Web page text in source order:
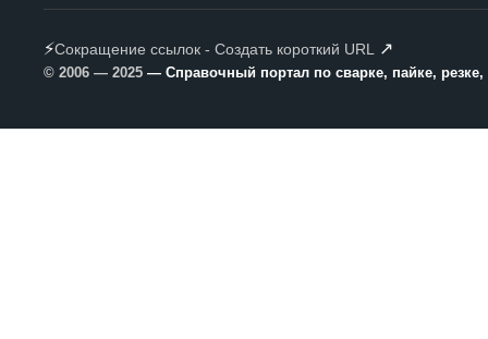
⚡Сокращение ссылок - Создать короткий URL ↗
© 2006 — 2025 — Справочный портал по сварке, пайке,